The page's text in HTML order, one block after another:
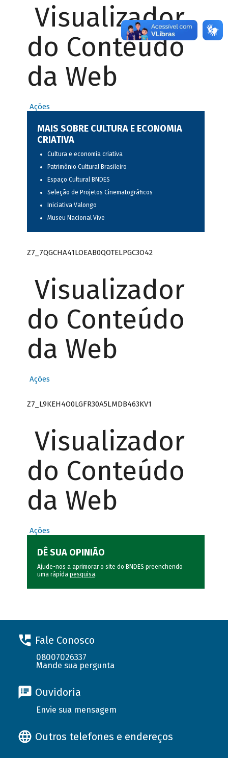
Visualizador
do Conteúdo
da Web
Ações
MAIS SOBRE CULTURA E ECONOMIA
CRIATIVA
Cultura e economia criativa
Patrimônio Cultural Brasileiro
Espaço Cultural BNDES
Seleção de Projetos Cinematográficos
Iniciativa Valongo
Museu Nacional Vive
Z7_7QGCHA41LOEAB0QOTELPGC3O42
Visualizador
do Conteúdo
da Web
Ações
Z7_L9KEH4O0LGFR30A5LMDB463KV1
Visualizador
do Conteúdo
da Web
Ações
DÊ SUA OPINIÃO
Ajude-nos a aprimorar o site do BNDES preenchendo
uma rápida pesquisa.
Fale Conosco
08007026337
Mande sua pergunta
Ouvidoria
Envie sua mensagem
Outros telefones e endereços